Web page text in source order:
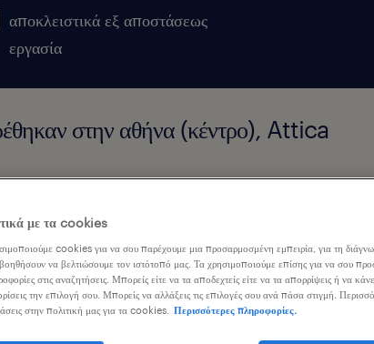
αποκλειστικά εξ αποστάσεως
εργασία
στην αθήνα (κέντρο), Attica
office receptionist (fixed-
term)
με τα cookies
cookies για να σου παρέχουμε μια προσαρμοσμένη εμπειρία, για τη
να βελτιώσουμε τον ιστότοπό μας. Τα χρησιμοποιούμε επίσης για να σου
στις αναζητήσεις. Μπορείς είτε να τα αποδεχτείς είτε να τα απορρίψεις ή να
την επιλογή σου. Μπορείς να αλλάξεις τις επιλογές σου ανά πάσα στιγμή.
στην πολιτική μας για τα cookies.
Περισσότερες πληροφορίες.